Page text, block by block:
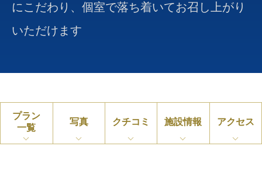
にこだわり、個室で落ち着いてお召し上がり
いただけます
プラン
一覧
写真 クチコミ 施設情報 アクセス